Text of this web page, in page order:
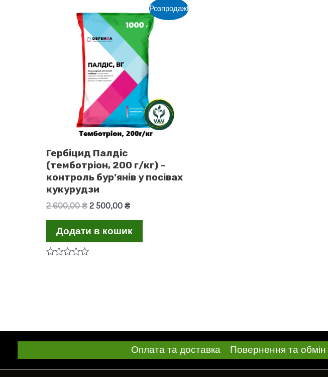
Розпродаж!
Гербіцид Палдіс
(темботріон, 200 г/кг) –
контроль бур’янів у посівах
кукурудзи
2 600,00₴ Оригінальна
2
2 500,00 ₴Поточна
2
Додати в кошик
Оплата та доставка Повернення та обмін